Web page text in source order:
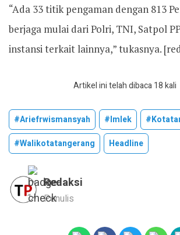
“Ada 33 titik pengaman dengan 813
berjaga mulai dari Polri, TNI, Satpol
instansi terkait lainnya,” tukasnya.
Artikel ini telah dibaca 18 kali
#ariefrwismansyah #imlek
#walikotatangerang
Headline
Redaksi
Penulis